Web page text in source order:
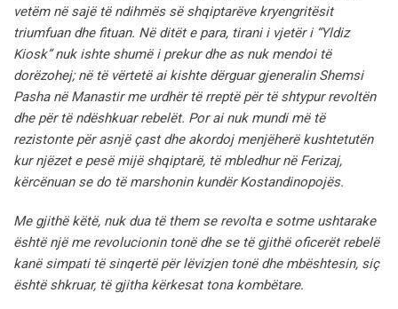
vetëm në sajë të ndihmës së shqiptarëve kryengritësit
triumfuan dhe fituan. Në ditët e para, tirani i vjetër i “Yldiz
Kiosk” nuk ishte shumë i prekur dhe as nuk mendoi të
dorëzohej; në të vërtetë ai kishte dërguar gjeneralin Shemsi
Pasha në Manastir me urdhër të rreptë për të shtypur revoltën
dhe për të ndëshkuar rebelët. Por ai nuk mundi më të
rezistonte për asnjë çast dhe akordoj menjëherë kushtetutën
kur njëzet e pesë mijë shqiptarë, të mbledhur në Ferizaj,
kërcënuan se do të marshonin kundër Kostandinopojës.
Me gjithë këtë, nuk dua të them se revolta e sotme ushtarake
është një me revolucionin tonë dhe se të gjithë oficerët rebelë
kanë simpati të sinqertë për lëvizjen tonë dhe mbështesin, siç
është shkruar, të gjitha kërkesat tona kombëtare.